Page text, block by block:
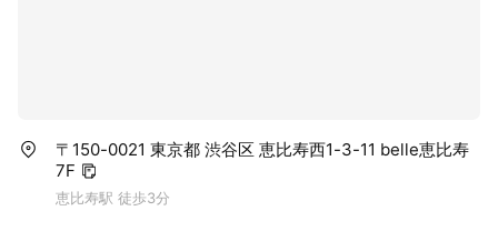
〒150-0021 東京都 渋谷区 恵比寿西1-3-11 belle恵比寿
7F
恵比寿駅 徒歩3分